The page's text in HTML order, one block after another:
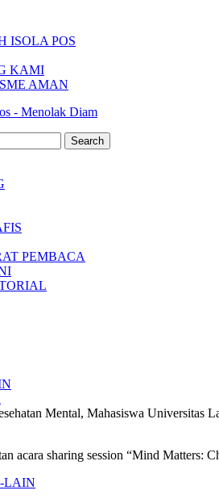
ISOLA POS
KAMI
AMAN
- Menolak Diam
PEMBACA
Mental, Mahasiswa Universitas
acara sharing session “Mind Matters:
LAIN